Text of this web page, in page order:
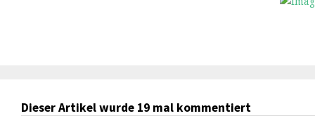
Dieser Artikel wurde 19 mal kommentiert